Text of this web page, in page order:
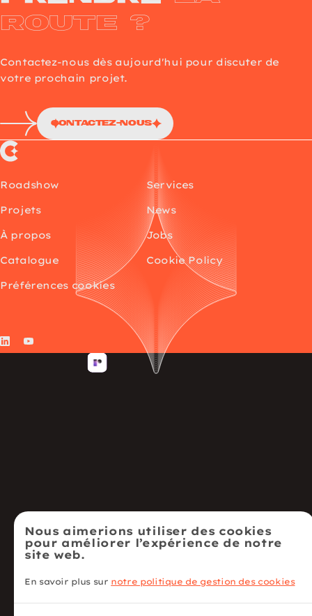
route ?
Contactez-nous dès aujourd'hui pour discuter de
votre prochain projet.
Contactez-nous
Choup’s
Roadshow
Services
Projets
News
À propos
Jobs
Catalogue
Cookie Policy
Préférences cookies
LinkedInYouTube
Nous aimerions utiliser des cookies
pour améliorer l’expérience de notre
site web.
En savoir plus sur notre politique de gestion des cookies